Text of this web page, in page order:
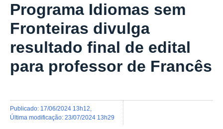
Programa Idiomas sem
Fronteiras divulga
resultado final de edital
para professor de Francês
publicado: 17/06/2024 13h12
última modificação: 23/07/2024 13h29